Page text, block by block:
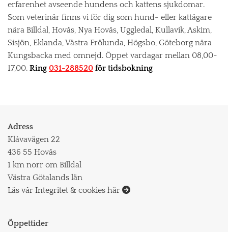
erfarenhet avseende hundens och kattens sjukdomar.
Som veterinär finns vi för dig som hund- eller kattägare
nära Billdal, Hovås, Nya Hovås, Uggledal, Kullavik, Askim,
Sisjön, Eklanda, Västra Frölunda, Högsbo, Göteborg nära
Kungsbacka med omnejd. Öppet vardagar mellan 08,00-
17,00. Ring 031-288520 för tidsbokning
Adress
Klåvavägen 22
436 55 Hovås
1 km norr om Billdal
Västra Götalands län
Läs vår Integritet & cookies här 
Öppettider